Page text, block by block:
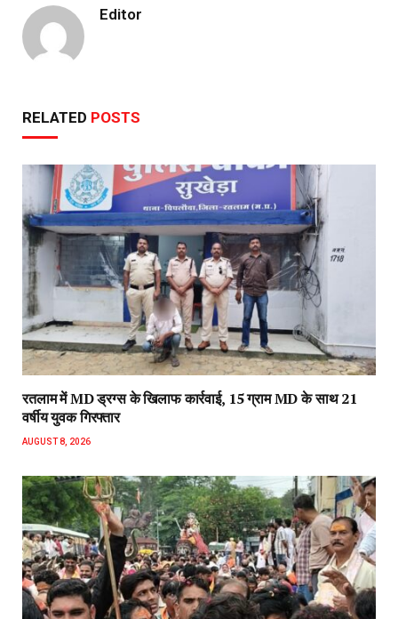
Editor
RELATED POSTS
रतलाम में MD ड्रग्स के खिलाफ कार्रवाई, 15 ग्राम MD के साथ 21
वर्षीय युवक गिरफ्तार
AUGUST 8, 2026